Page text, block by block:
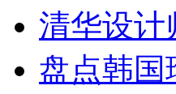
清华设计
盘点韩国